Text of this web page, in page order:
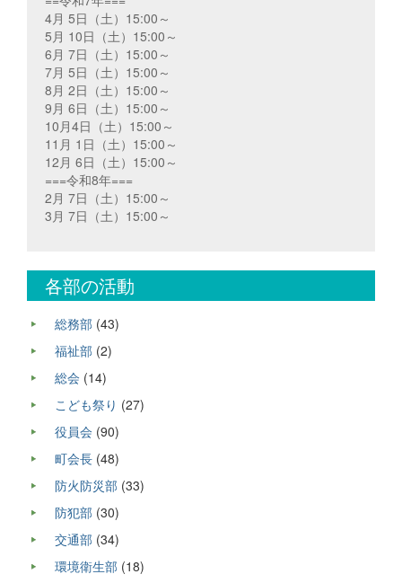
4月 5日（土）15:00～
5月 10日（土）15:00～
6月 7日（土）15:00～
7月 5日（土）15:00～
8月 2日（土）15:00～
9月 6日（土）15:00～
10月4日（土）15:00～
11月 1日（土）15:00～
12月 6日（土）15:00～
===令和8年===
2月 7日（土）15:00～
3月 7日（土）15:00～
各部の活動
総務部 (43)
福祉部 (2)
総会 (14)
こども祭り (27)
役員会 (90)
町会長 (48)
防火防災部 (33)
防犯部 (30)
交通部 (34)
環境衛生部 (18)